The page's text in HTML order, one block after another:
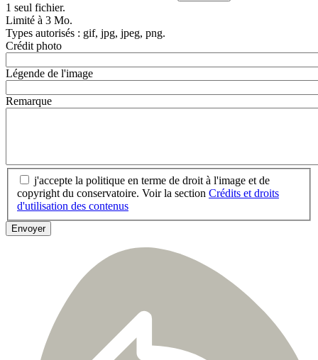
1 seul fichier.
Limité à 3 Mo.
Types autorisés : gif, jpg, jpeg, png.
Crédit photo
Légende de l'image
Remarque
j'accepte la politique en terme de droit à l'image et de
copyright du conservatoire. Voir la section Crédits et droits
d'utilisation des contenus